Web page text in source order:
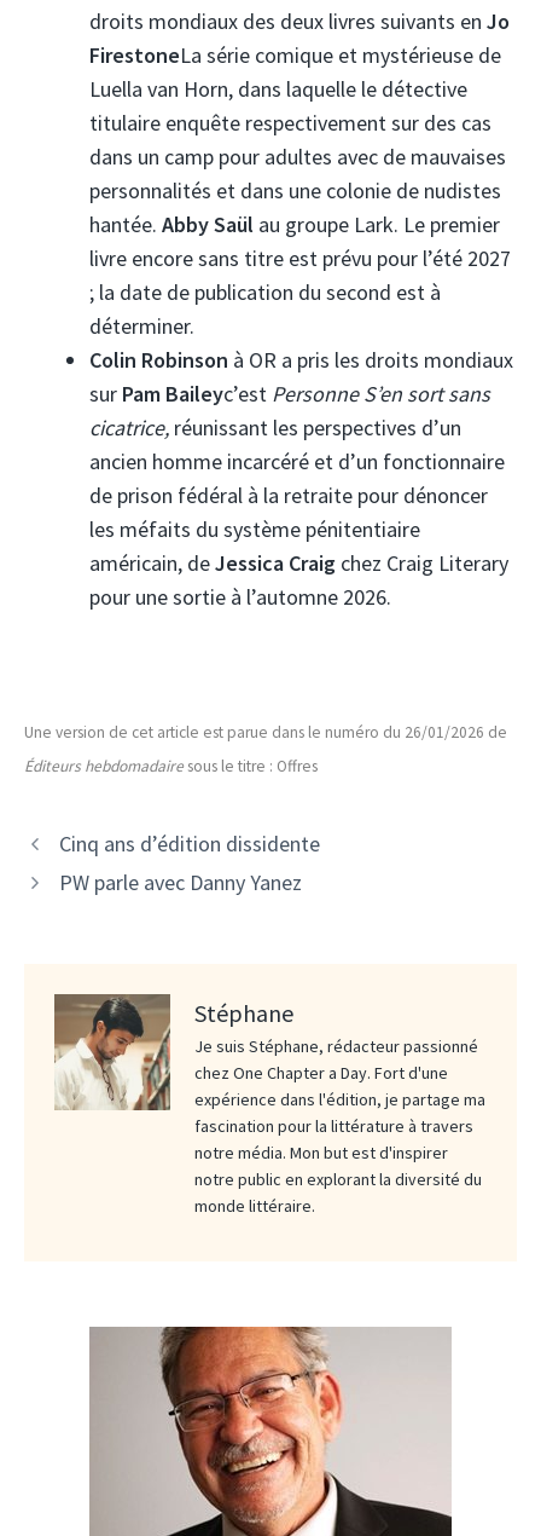
droits mondiaux des deux livres suivants en Jo
FirestoneLa série comique et mystérieuse de
Luella van Horn, dans laquelle le détective
titulaire enquête respectivement sur des cas
dans un camp pour adultes avec de mauvaises
personnalités et dans une colonie de nudistes
hantée. Abby Saül au groupe Lark. Le premier
livre encore sans titre est prévu pour l’été 2027
; la date de publication du second est à
déterminer.
Colin Robinson à OR a pris les droits mondiaux
sur Pam Baileyc’est PersonneS’en sort sans
cicatrice, réunissant les perspectives d’un
ancien homme incarcéré et d’un fonctionnaire
de prison fédéral à la retraite pour dénoncer
les méfaits du système pénitentiaire
américain, deJessica Craig chez Craig Literary
pour une sortie à l’automne 2026.
Une version de cet article est parue dans le numéro du 26/01/2026 de
Éditeurs hebdomadairesous le titre : Offres
Cinq ans d’édition dissidente
PW parle avec Danny Yanez
Stéphane
Je suis Stéphane, rédacteur passionné
chez One Chapter a Day. Fort d'une
expérience dans l'édition, je partage ma
fascination pour la littérature à travers
notre média. Mon but est d'inspirer
notre public en explorant la diversité du
monde littéraire.